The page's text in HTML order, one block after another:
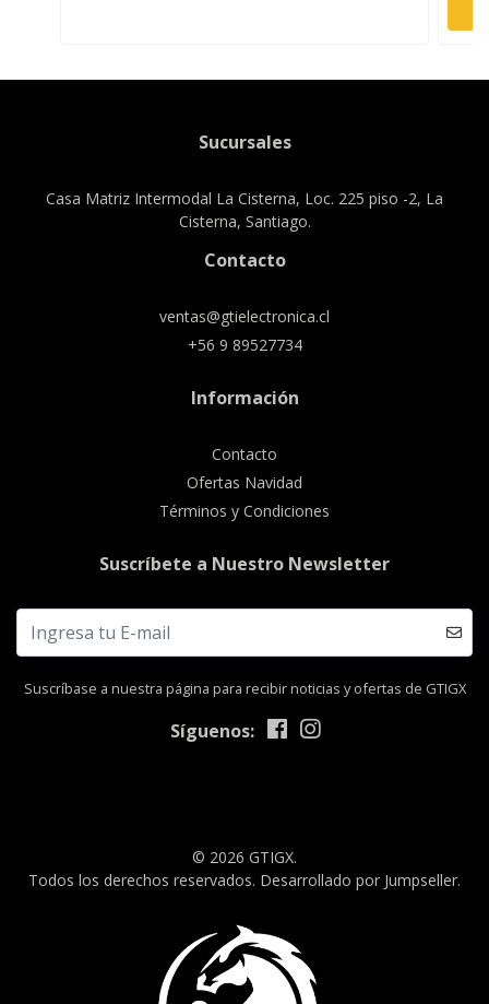
Sucursales
Casa Matriz Intermodal La Cisterna, Loc. 225 piso -2, La
Cisterna, Santiago.
Contacto
ventas@gtielectronica.cl
+56 9 89527734
Información
Contacto
Ofertas Navidad
Términos y Condiciones
Suscríbete a Nuestro Newsletter
Suscríbase a nuestra página para recibir noticias y ofertas de GTIGX
Síguenos:
© 2026 GTIGX.
Todos los derechos reservados. Desarrollado por Jumpseller.